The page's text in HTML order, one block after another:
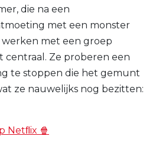
die na een
met een monster
met een groep
centraal. Ze proberen een
te stoppen die het gemunt
ze nauwelijks nog bezitten:
Netﬂix 🍿